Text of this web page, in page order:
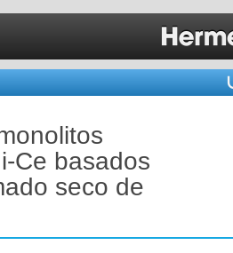
Ce basados
seco de